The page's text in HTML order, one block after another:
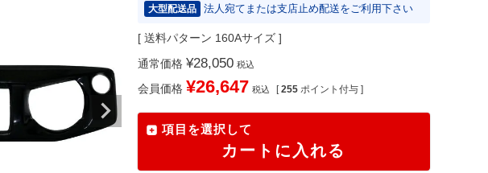
大型配送品 法人宛てまたは支店止め配送をご利用下さい
送料パターン 160Aサイズ
通常価格 ¥28,050 税込
会員価格 ¥26,647 税込 [ 255 ポイント付与 ]
項目を選択して
カートに入れる